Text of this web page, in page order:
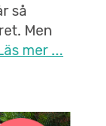
så
Men
mer ...